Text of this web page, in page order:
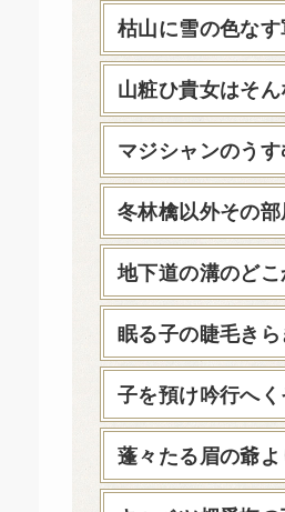
枯山に雪の色な
山粧ひ貴女はそ
マジシャンのう
冬林檎以外その
地下道の溝のど
眠る子の睫毛き
子を預け吟行へ
蓬々たる眉の爺